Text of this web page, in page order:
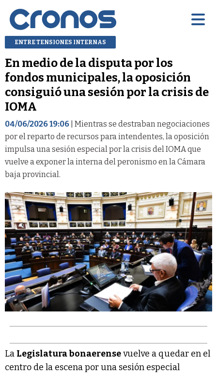
ENTRE TENSIONES INTERNAS
En medio de la disputa por los
fondos municipales, la oposición
consiguió una sesión por la crisis de
IOMA
04/06/2026 19:06 | Mientras se destraban negociaciones
por el reparto de recursos para intendentes, la oposición
impulsa una sesión especial por la crisis del IOMA que
vuelve a exponer la interna del peronismo en la Cámara
baja provincial.
La Legislatura bonaerensevuelve a quedar en el
centro de la escena por una sesión especial